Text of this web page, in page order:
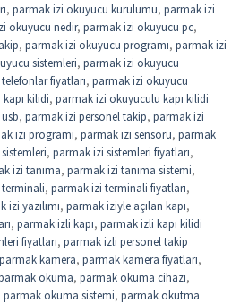
, parmak izi okuyucu kurulumu, parmak izi
okuyucu nedir, parmak izi okuyucu pc,
, parmak izi okuyucu programı, parmak izi
sistemleri, parmak izi okuyucu
fiyatları, parmak izi okuyucu
kilidi, parmak izi okuyuculu kapı kilidi
, parmak izi personel takip, parmak izi
izi programı, parmak izi sensörü, parmak
, parmak izi sistemleri fiyatları,
izi tanıma, parmak izi tanıma sistemi,
, parmak izi terminali fiyatları,
izi yazılımı, parmak iziyle açılan kapı,
, parmak izli kapı, parmak izli kapı kilidi
fiyatları, parmak izli personel takip
parmak kamera, parmak kamera fiyatları,
okuma, parmak okuma cihazı,
parmak okuma sistemi, parmak okutma